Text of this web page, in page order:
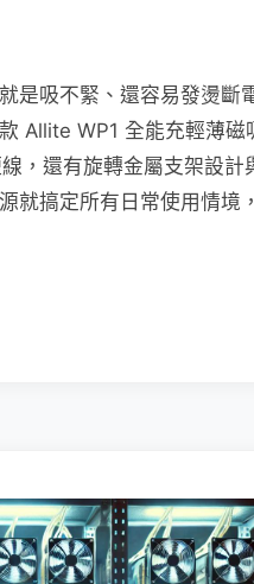
是吸不緊、還容易發燙斷
Allite WP1 全能充輕薄磁
，還有旋轉金屬支架設計
就搞定所有日常使用情境